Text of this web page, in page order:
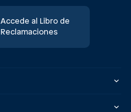
Accede al Libro de
Reclamaciones